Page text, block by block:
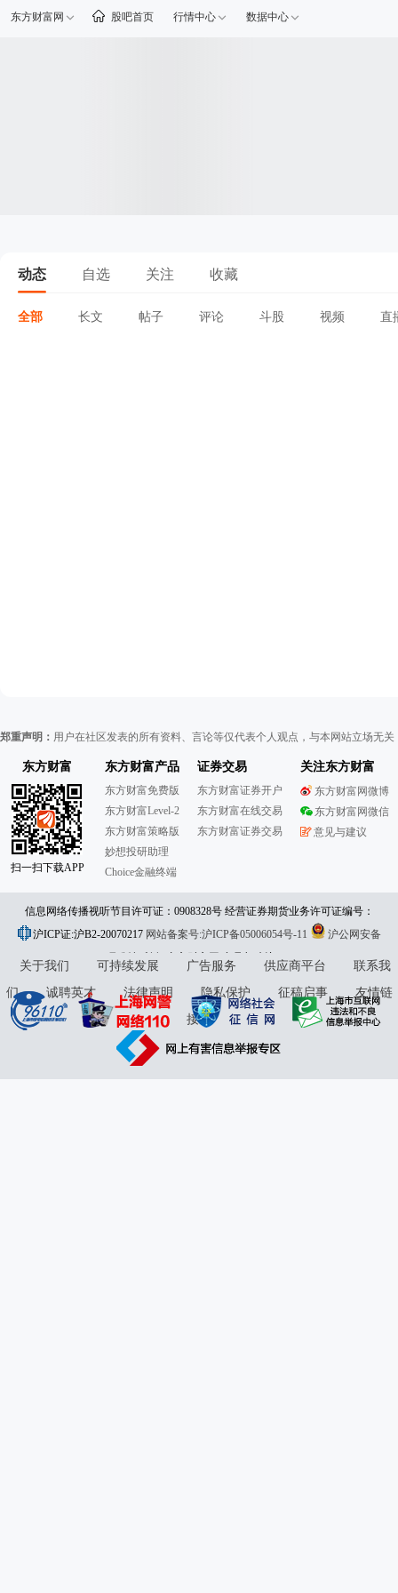
东方财富网 股吧首页 行情中心 数据中心
动态 自选 关注 收藏
全部 长文 帖子 评论 斗股 视频 直
郑重声明： 用户在社区发表的所有资料、言论等仅代表个人观点，与本网站立场无
东方财富
扫一扫下载APP
东方财富产品
东方财富免费版
东方财富Level-2
东方财富策略版
妙想投研助理
Choice金融终端
证券交易
东方财富证券开户
东方财富在线交易
东方财富证券交易
关注东方财富
东方财富网微博
东方财富网微信
意见与建议
信息网络传播视听节目许可证：0908328号 经营证券期货业务许可证编号：
913101046312860336 违法和不良信息举报:021-61278686 举报邮箱：
jubao@eastmoney.com
沪ICP证:沪B2-20070217 网站备案号:沪ICP备05006054号-11
沪公网安备
31010402000120号版权所有:东方财富网意见与建议:4000300059/952500
关于我们 可持续发展 广告服务 供应商平台
联系我
们
诚聘英才 法律声明 隐私保护 征稿启事
友情链
接